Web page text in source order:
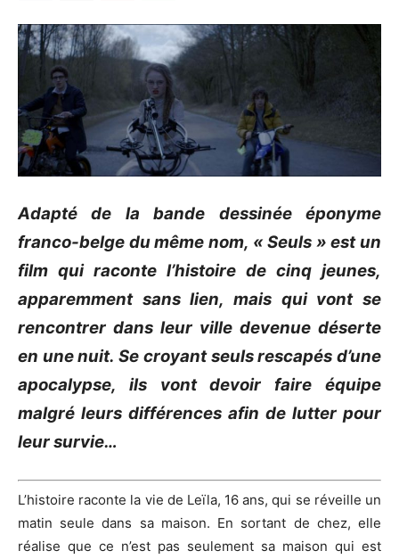
Adapté de la bande dessinée éponyme
franco-belge du même nom, « Seuls » est un
film qui raconte l’histoire de cinq jeunes,
apparemment sans lien, mais qui vont se
rencontrer dans leur ville devenue déserte
en une nuit. Se croyant seuls rescapés d’une
apocalypse, ils vont devoir faire équipe
malgré leurs différences afin de lutter pour
leur survie…
L’histoire raconte la vie de Leïla, 16 ans, qui se réveille un
matin seule dans sa maison. En sortant de chez, elle
réalise que ce n’est pas seulement sa maison qui est